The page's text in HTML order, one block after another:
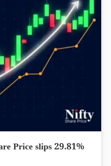
Price slips 29.81%